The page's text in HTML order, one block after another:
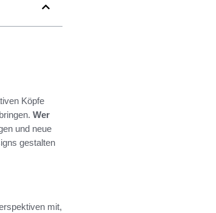
Köpfe
Wer
und neue
gestalten
mit,